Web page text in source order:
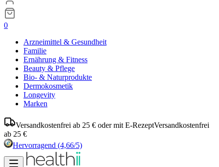
0
Arzneimittel & Gesundheit
Familie
Ernährung & Fitness
Beauty & Pflege
Bio- & Naturprodukte
Dermokosmetik
Longevity
Marken
Versandkostenfrei ab 25 € oder mit E-RezeptVersandkostenfrei
ab 25 €
Hervorragend (4,66/5)